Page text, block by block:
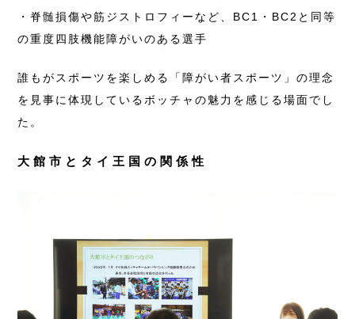
・脊髄損傷や筋ジストロフィーなど、BC1・BC2と同等
の重度四肢機能障がいのある選手
誰もがスポーツを楽しめる「障がい者スポーツ」の理念
を見事に体現しているボッチャの魅力を感じる場面でし
た。
大館市とタイ王国の関係性